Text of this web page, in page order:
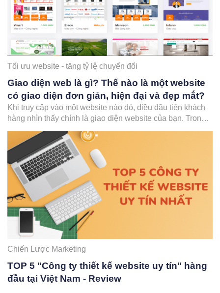
Tối ưu website - tăng tỷ lệ chuyển đổi
Giao diện web là gì? Thế nào là một website
có giao diện đơn giản, hiện đại và đẹp mắt?
Khi truy cập vào một website nào đó, điều đầu tiên khách
hàng nhìn thấy chính là giao diện website của bạn. Trong
nào là một website có giao diện đơn giản, hiện đại và đẹp
mắt?
Chiến Lược Marketing
TOP 5 "Công ty thiết kế website uy tín" hàng
đầu tại Việt Nam - Review